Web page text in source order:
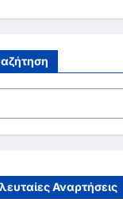
Αναρτήσεις